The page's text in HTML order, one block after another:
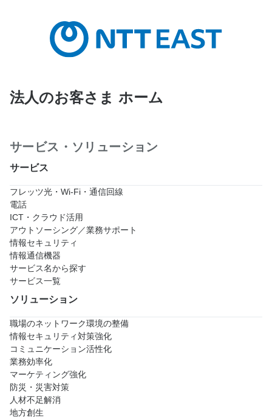
法人のお客さま ホーム
サービス・ソリューション
サービス
フレッツ光・Wi-Fi・通信回線
電話
ICT・クラウド活用
アウトソーシング／業務サポート
情報セキュリティ
情報通信機器
サービス名から探す
サービス一覧
ソリューション
職場のネットワーク環境の整備
情報セキュリティ対策強化
コミュニケーション活性化
業務効率化
マーケティング強化
防災・災害対策
人材不足解消
地方創生